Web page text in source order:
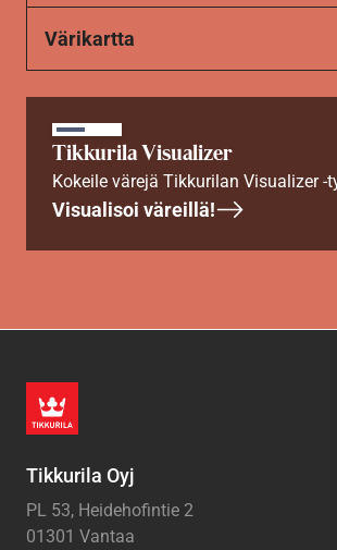
Värikartta
Tikkurila Visualizer
Kokeile värejä Tikkurilan Visualizer -
Visualisoi väreillä!
Tikkurila Oyj
PL 53, Heidehofintie 2
01301 Vantaa